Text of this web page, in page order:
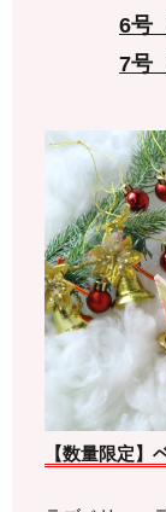
6号
7号
【数量限定】